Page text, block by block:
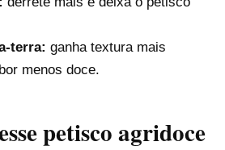
terra: ganha textura mais
menos doce.
petisco agridoce